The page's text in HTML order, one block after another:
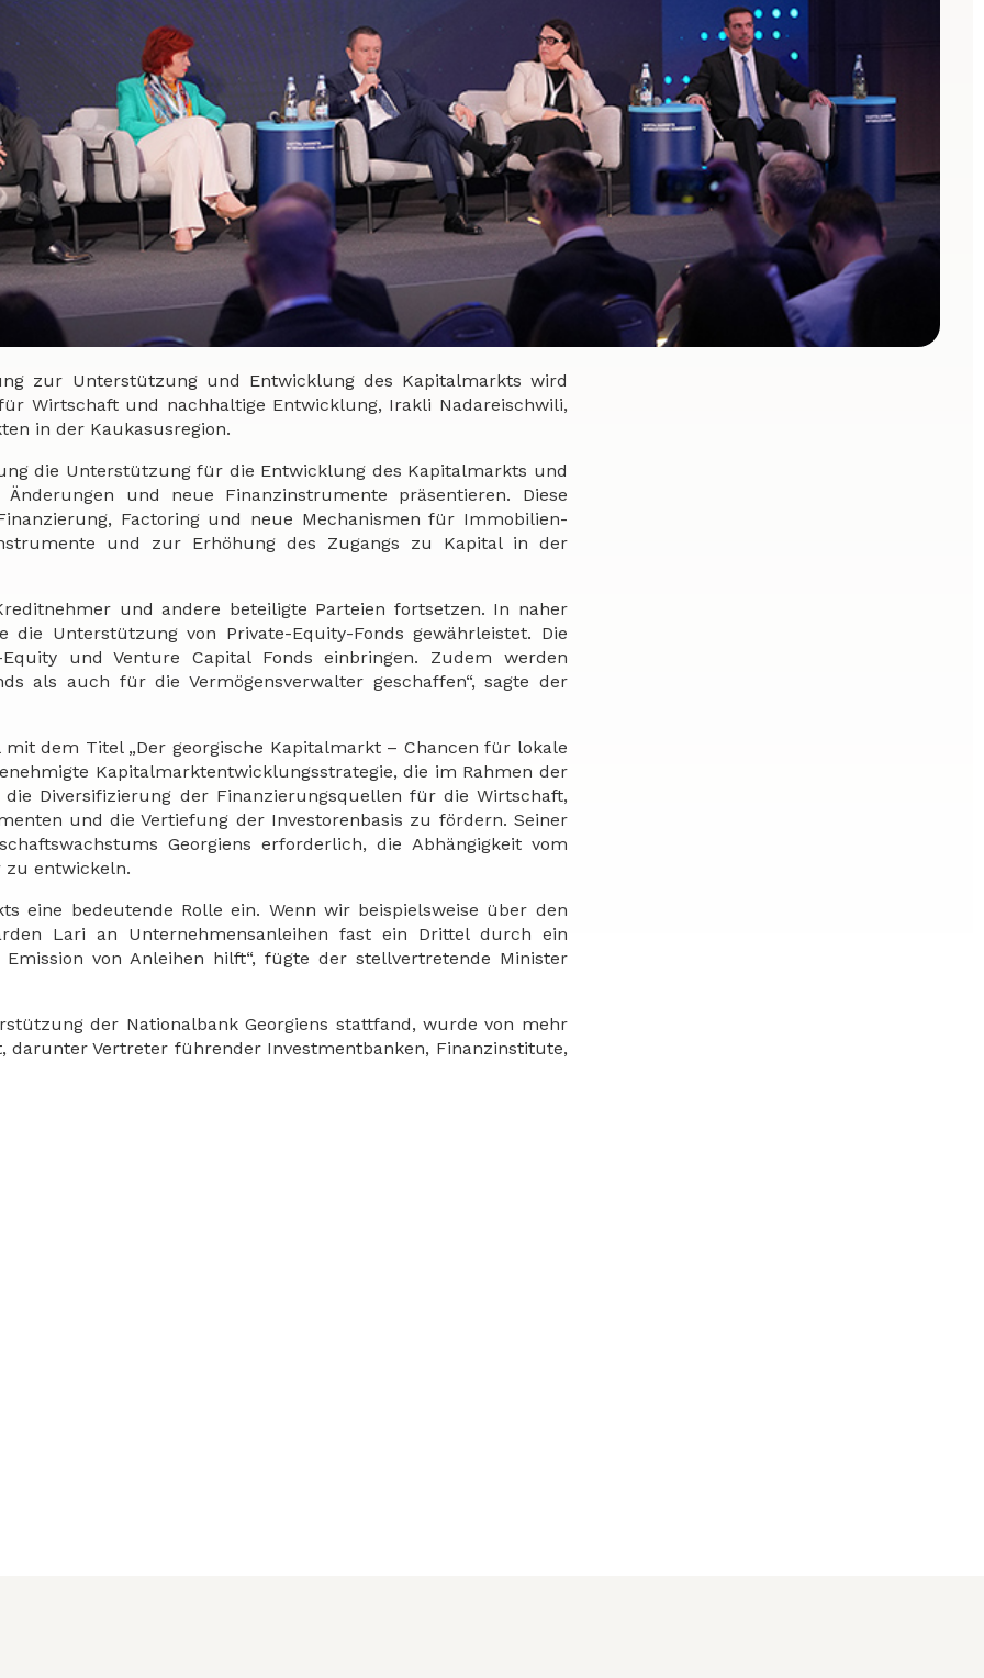
zur Unterstützung und Entwicklung des Kapitalmarkts wird
Wirtschaft und nachhaltige Entwicklung, Irakli Nadareischwili,
in der Kaukasusregion.
die Unterstützung für die Entwicklung des Kapitalmarkts und
und neue Finanzinstrumente präsentieren. Diese
Factoring und neue Mechanismen für Immobilien-
und zur Erhöhung des Zugangs zu Kapital in der
und andere beteiligte Parteien fortsetzen. In naher
Unterstützung von Private-Equity-Fonds gewährleistet. Die
und Venture Capital Fonds einbringen. Zudem werden
als auch für die Vermögensverwalter geschaffen“, sagte der
dem Titel „Der georgische Kapitalmarkt – Chancen für lokale
Kapitalmarktentwicklungsstrategie, die im Rahmen der
Diversifizierung der Finanzierungsquellen für die Wirtschaft,
und die Vertiefung der Investorenbasis zu fördern. Seiner
Georgiens erforderlich, die Abhängigkeit vom
zu entwickeln.
eine bedeutende Rolle ein. Wenn wir beispielsweise über den
Lari an Unternehmensanleihen fast ein Drittel durch ein
von Anleihen hilft“, fügte der stellvertretende Minister
der Nationalbank Georgiens stattfand, wurde von mehr
Vertreter führender Investmentbanken, Finanzinstitute,